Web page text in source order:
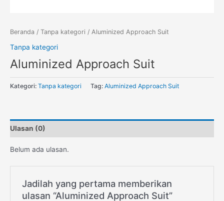
Beranda / Tanpa kategori / Aluminized Approach Suit
Tanpa kategori
Aluminized Approach Suit
Kategori: Tanpa kategori Tag: Aluminized Approach Suit
Ulasan (0)
Belum ada ulasan.
Jadilah yang pertama memberikan
ulasan “Aluminized Approach Suit”